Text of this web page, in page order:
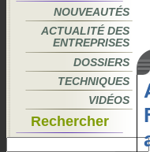
NOUVEAUTÉS
ACTUALITÉ DES
ENTREPRISES
DOSSIERS
TECHNIQUES
VIDÉOS
Rechercher